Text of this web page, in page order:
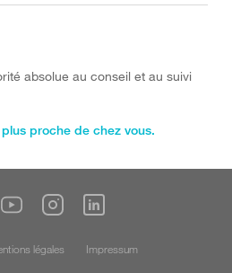
absolue au conseil et au suivi
proche de chez vous.
légales
Impressum